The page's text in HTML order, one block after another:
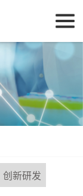
创新研发